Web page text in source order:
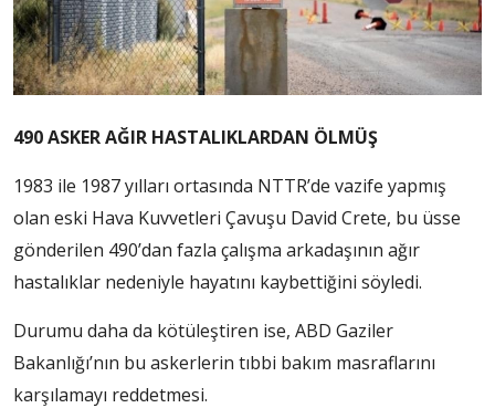
490 ASKER AĞIR HASTALIKLARDAN ÖLMÜŞ
1983 ile 1987 yılları ortasında NTTR’de vazife yapmış
olan eski Hava Kuvvetleri Çavuşu David Crete, bu üsse
gönderilen 490’dan fazla çalışma arkadaşının ağır
hastalıklar nedeniyle hayatını kaybettiğini söyledi.
Durumu daha da kötüleştiren ise, ABD Gaziler
Bakanlığı’nın bu askerlerin tıbbi bakım masraflarını
karşılamayı reddetmesi.